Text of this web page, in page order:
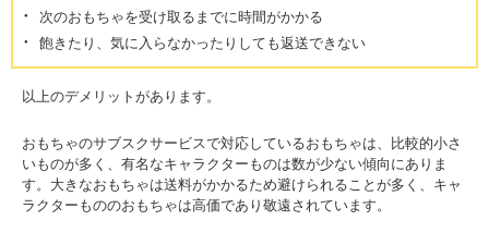
次のおもちゃを受け取るまでに時間がかかる
飽きたり、気に入らなかったりしても返送できない
以上のデメリットがあります。
おもちゃのサブスクサービスで対応しているおもちゃは、比較的小さ
いものが多く、有名なキャラクターものは数が少ない傾向にありま
す。大きなおもちゃは送料がかかるため避けられることが多く、キャ
ラクターもののおもちゃは高価であり敬遠されています。